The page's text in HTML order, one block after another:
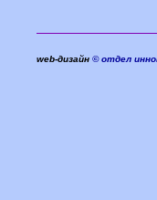
web-дизайн © отдел